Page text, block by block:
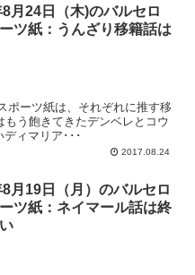
月24日（木)のバルセロ
ツ紙：うんざり移籍話は
ポーツ紙は、それぞれに推す移
う飽きてきたデンベレとコウ
ィマリア･･･
2017.08.24
月19日（月）のバルセロ
ツ紙：ネイマール話は終